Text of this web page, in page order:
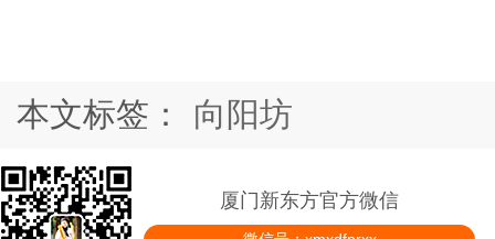
本文标签： 向阳坊
厦门新东方官方微信